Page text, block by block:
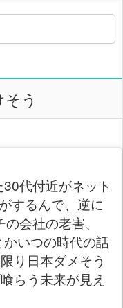
う
代付近がネット
するんで、逆に
会社の老害、
かいつの時代の話
り日本ダメそう
らう未来が見え